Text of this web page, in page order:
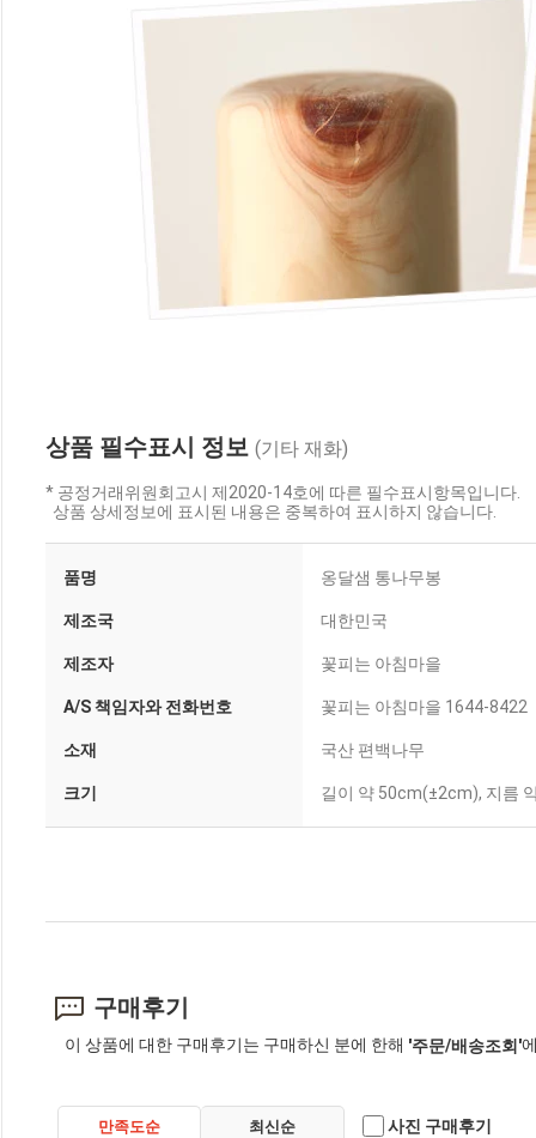
상품 필수표시 정보 (기타 재화)
* 공정거래위원회고시 제2020-14호에 따른 필수표시항목입니다.
상품 상세정보에 표시된 내용은 중복하여 표시하지 않습니다.
품명 옹달샘 통나무봉
제조국 대한민국
제조자 꽃피는 아침마을
A/S 책임자와 전화번호 꽃피는 아침마을 1644-8422
소재 국산 편백나무
크기 길이 약 50cm(±2cm), 지름
구매후기
이 상품에 대한 구매후기는 구매하신 분에 한해 '주문/배송조회'
만족도순 최신순 사진 구매후기